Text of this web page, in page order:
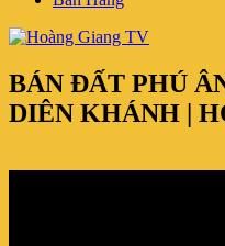
BÁN ĐẤT PHÚ
DIÊN KHÁNH |